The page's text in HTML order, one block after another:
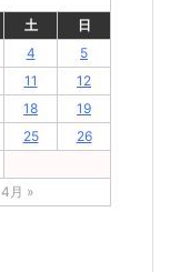
土
日
4
5
11
12
18
19
25
26
4月 »